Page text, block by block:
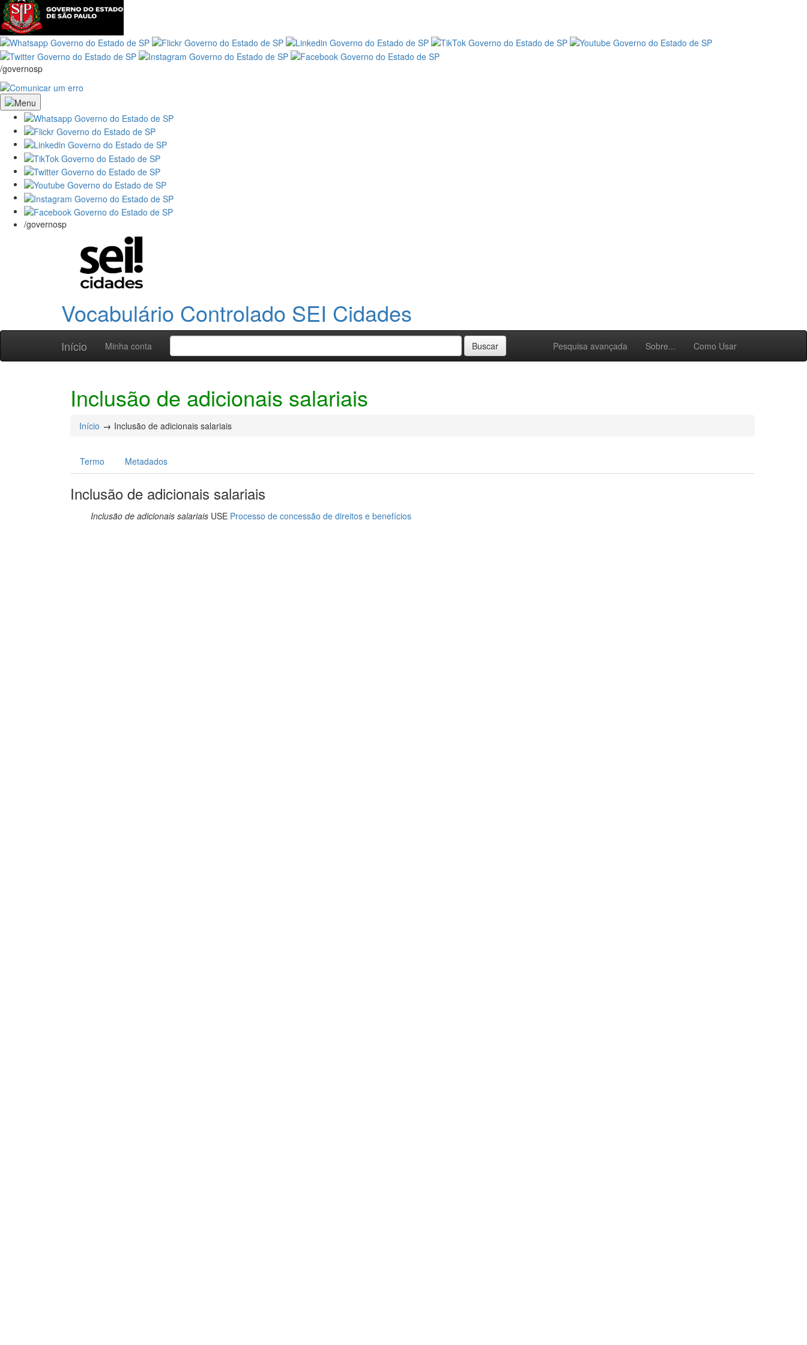
/governosp
/governosp
Vocabulário Controlado SEI Cidades
Início Pesquisa avançada Sobre... Como Usar
Minha conta
Inclusão de adicionais salariais
Início Inclusão de adicionais salariais
Termo Metadados
Inclusão de adicionais salariais
Inclusão de adicionais salariais USE Processo de concessão de direitos e benefícios